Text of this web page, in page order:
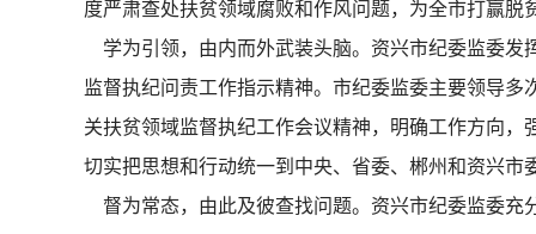
度严肃查处扶贫领域腐败和作风问题，为全市打赢脱
学为引领，由内而外武装头脑。资兴市纪委监委发
监督执纪问责工作指示精神。市纪委监委主要领导
关扶贫领域监督执纪工作会议精神，明确工作方向
切实把思想和行动统一到中央、省委、郴州和资兴市
督为常态，由此及彼查找问题。资兴市纪委监委充